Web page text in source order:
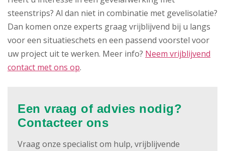
steenstrips? Al dan niet in combinatie met gevelisolatie?
Dan komen onze experts graag vrijblijvend bij u langs
voor een situatieschets en een passend voorstel voor
uw project uit te werken. Meer info? Neem vrijblijvend
contact met ons op.
Een vraag of advies nodig?
Contacteer ons
Vraag onze specialist om hulp, vrijblijvende